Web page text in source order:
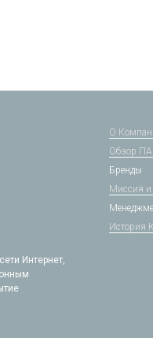
Интернет,
О
Обзор
Бренды
Миссия и
История